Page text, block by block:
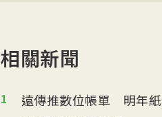
相關新聞
1
遠傳推數位帳單 明年